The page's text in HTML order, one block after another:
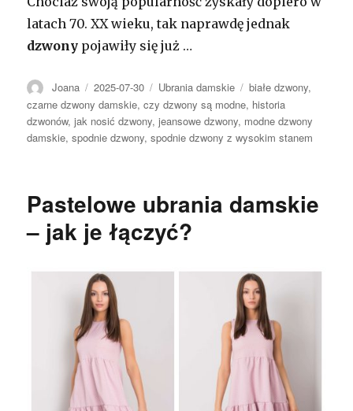
latach 70. XX wieku, tak naprawdę jednak
dzwony pojawiły się już …
Autor
Joana Opublikowano
2025-07-30 Kategorie
Ubrania damskie Tagi
białe dzwony,
czarne dzwony damskie,czy dzwony są modne, historia
dzwonów,jak nosić dzwony,jeansowe dzwony, modne dzwony
damskie,spodnie dzwony,spodnie dzwony z wysokim stanem
Pastelowe ubrania damskie
– jak je łączyć?